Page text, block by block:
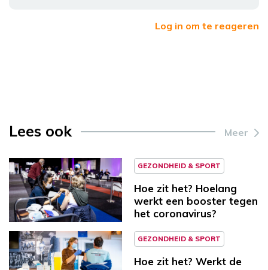
Log in om te reageren
Lees ook Meer
GEZONDHEID & SPORT
Hoe zit het? Hoelang
werkt een booster tegen
het coronavirus?
GEZONDHEID & SPORT
Hoe zit het? Werkt de